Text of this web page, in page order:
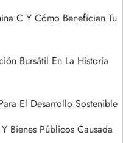
C Y Cómo Benefician Tu
Bursátil En La Historia
El Desarrollo Sostenible
Bienes Públicos Causada